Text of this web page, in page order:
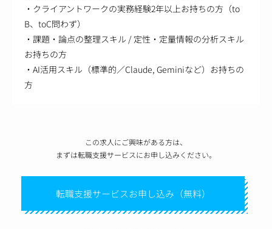
・クライアントワークの実務経験2年以上お持ちの方（to
B、toC問わず）
・課題・論点の整理スキル / 定性・定量情報の分析スキル
お持ちの方
・AI活用スキル（標準的／Claude, Geminiなど）お持ちの
方
この求人にご興味がある方は、
まずは転職支援サービスにお申し込みください。
転職支援サービスお申し込み（無料）